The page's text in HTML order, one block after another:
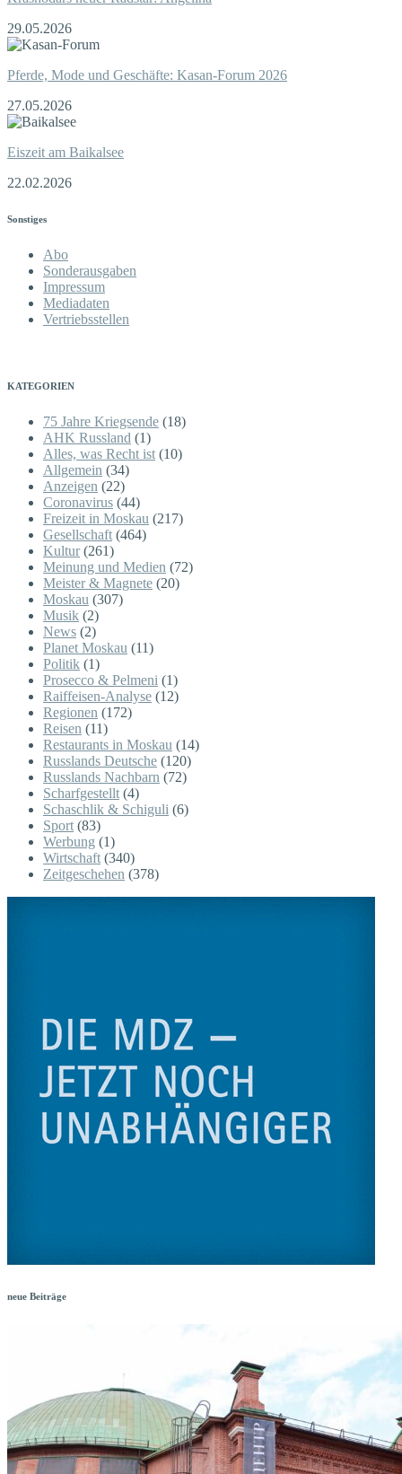
29.05.2026
Pferde, Mode und Geschäfte: Kasan-Forum 2026
27.05.2026
Eiszeit am Baikalsee
22.02.2026
Sonstiges
Abo
Sonderausgaben
Impressum
Mediadaten
Vertriebsstellen
KATEGORIEN
75 Jahre Kriegsende (18)
AHK Russland (1)
Alles, was Recht ist (10)
Allgemein (34)
Anzeigen (22)
Coronavirus (44)
Freizeit in Moskau (217)
Gesellschaft (464)
Kultur(261)
Meinung und Medien (72)
Meister & Magnete (20)
Moskau (307)
Musik (2)
News (2)
Planet Moskau (11)
Politik (1)
Prosecco & Pelmeni (1)
Raiffeisen-Analyse (12)
Regionen (172)
Reisen (11)
Restaurants in Moskau (14)
Russlands Deutsche (120)
Russlands Nachbarn (72)
Scharfgestellt (4)
Schaschlik & Schiguli (6)
Sport (83)
Werbung (1)
Wirtschaft (340)
Zeitgeschehen (378)
neue Beiträge